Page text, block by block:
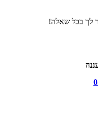
לך בכל שאלה!